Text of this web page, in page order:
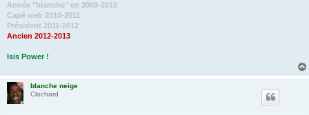
Année "blanche" en 2009-2010
Capé web 2010-2011
Président 2011-2012
Ancien 2012-2013
Isis Power !
blanche neige
Clochard